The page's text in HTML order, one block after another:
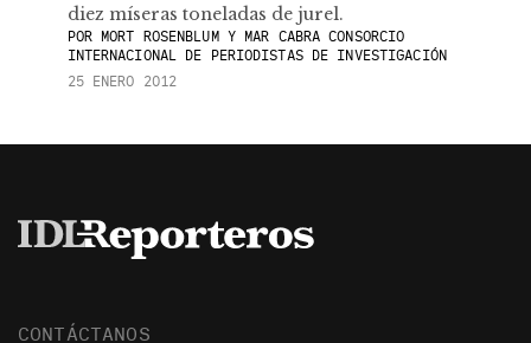
diez míseras toneladas de jurel.
PORMORT ROSENBLUM Y MAR CABRA CONSORCIO
INTERNACIONAL DE PERIODISTAS DE INVESTIGACIÓN
25 ENERO 2012
CONTÁCTANOS